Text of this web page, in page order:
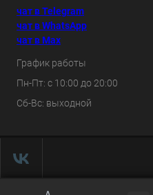
чат в Telegram
чат в WhatsApp
чат в Max
График работы
Пн-Пт: с 10:00 до 20:00
Сб-Вс: выходной